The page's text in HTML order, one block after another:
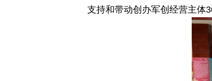
支持和带动创办军创经营主体